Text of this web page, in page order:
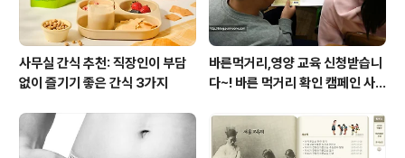
사무실 간식 추천: 직장인이 부담
없이 즐기기 좋은 간식 3가지
바른먹거리,영양 교육 신청받습니
다~! 바른 먹거리 확인 캠페인 사